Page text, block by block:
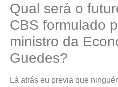
Qual será o
CBS formulado
ministro da
Guedes?
Lá atrás eu previa que